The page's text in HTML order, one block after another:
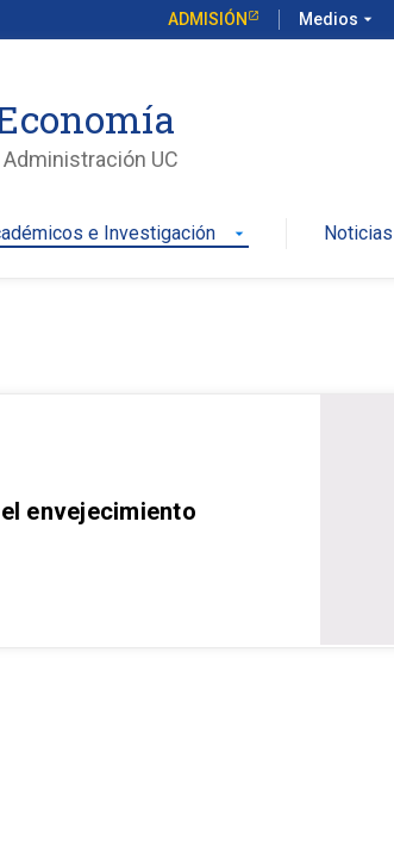
ADMISIÓN Medios arrow_drop_down
UC
e Investigación arrow_drop_down Noticias
envejecimiento